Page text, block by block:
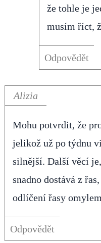
že tohle je
musím říct,
Odpovědět
Alizia
Mohu potvrdit, že
jelikož už po týdnu
silnější. Další věcí
snadno dostává z
odlíčení řasy
Odpovědět